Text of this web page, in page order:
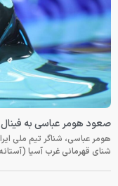
صعود هومر عباسی به فینال ۵۰ متر کرال پشت مسابقات غرب آسیا
شنای قهرمانی غرب آسیا (آستانه ۲۰۲۶) با ثبت زمان ۲۵.۶۷ ثانیه در جایگاه نخست قرار